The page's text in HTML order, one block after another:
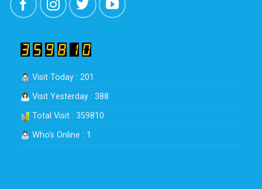
Visit Today : 201
Visit Yesterday : 388
Total Visit : 359810
Who's Online : 1